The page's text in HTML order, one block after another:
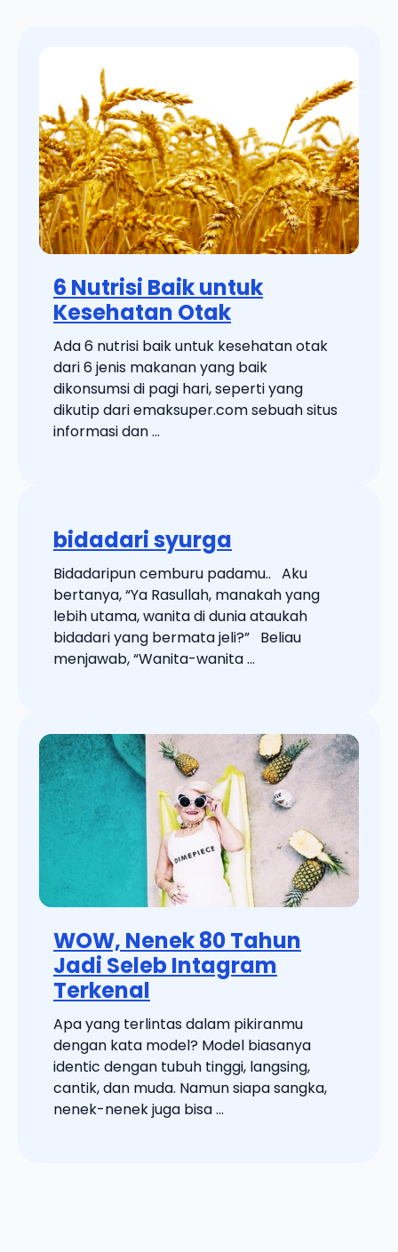
6 Nutrisi Baik untuk
Kesehatan Otak
Ada 6 nutrisi baik untuk kesehatan otak
dari 6 jenis makanan yang baik
dikonsumsi di pagi hari, seperti yang
dikutip dari emaksuper.com sebuah situs
informasi dan ...
bidadari syurga
Bidadaripun cemburu padamu.. Aku
bertanya, “Ya Rasullah, manakah yang
lebih utama, wanita di dunia ataukah
bidadari yang bermata jeli?” Beliau
menjawab, “Wanita-wanita ...
WOW, Nenek 80 Tahun
Jadi Seleb Intagram
Terkenal
Apa yang terlintas dalam pikiranmu
dengan kata model? Model biasanya
identic dengan tubuh tinggi, langsing,
cantik, dan muda. Namun siapa sangka,
nenek-nenek juga bisa ...